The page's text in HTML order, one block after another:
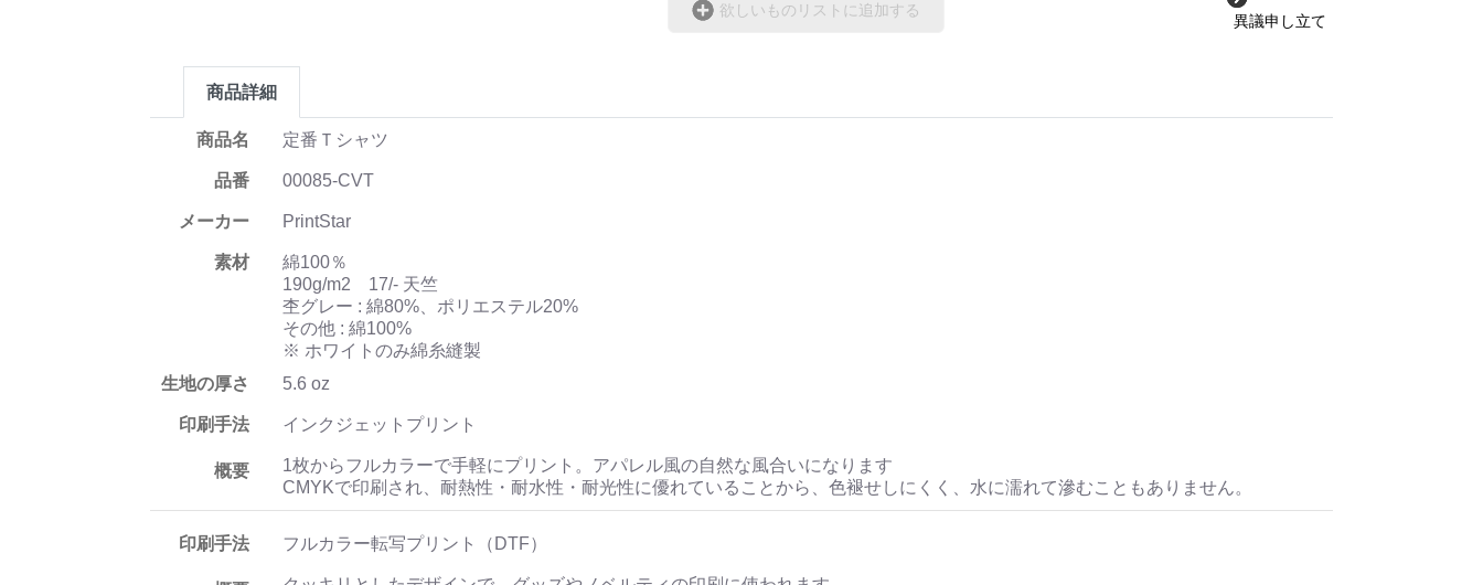
欲しいものリストに追加する
異議申し立て
商品詳細
商品名 定番Ｔシャツ
品番 00085-CVT
メーカー PrintStar
素材
綿100％
190g/m2 17/- 天竺
杢グレー : 綿80%、ポリエステル20%
その他 : 綿100%
※ ホワイトのみ綿糸縫製
生地の厚さ
5.6 oz
印刷手法 インクジェットプリント
概要
1枚からフルカラーで手軽にプリント。アパレル風の自然な風合いになります
CMYKで印刷され、耐熱性・耐水性・耐光性に優れていることから、色褪せしにくく、水に濡れて滲むこともありません。
印刷手法 フルカラー転写プリント（DTF）